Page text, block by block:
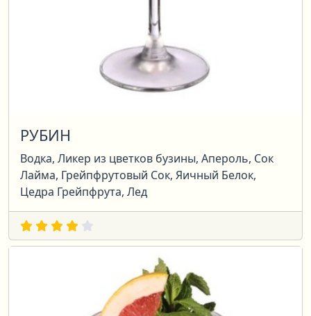
РУБИН
Водка, Ликер из цветков бузины, Апероль, Сок
Лайма, Грейпфрутовый Сок, Яичный Белок,
Цедра Грейпфрута, Лед